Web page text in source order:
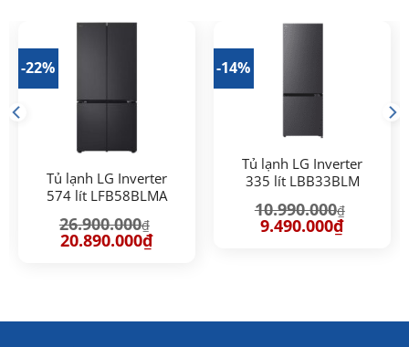
-22%
Tủ lạnh LG Inverter
574 lít LFB58BLMA
26.900.000₫
Giá
gốc
20.890.000₫Giá
-14%
Tủ lạnh LG Inverter
335 lít LBB33BLM
10.990.000₫
Giá
gốc
9.490.000₫Giá